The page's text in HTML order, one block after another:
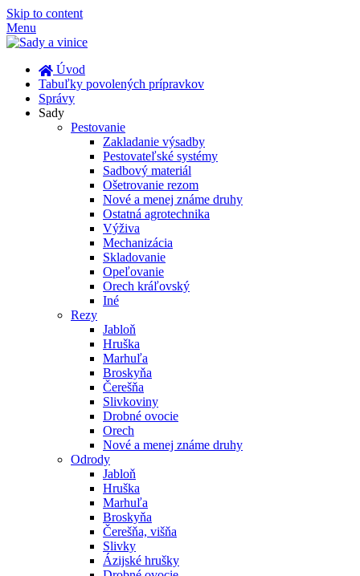
Skip to content
Menu
Úvod
Tabuľky povolených prípravkov
Správy
Sady
Pestovanie
Zakladanie výsadby
Pestovateľské systémy
Sadbový materiál
Ošetrovanie rezom
Nové a menej známe druhy
Ostatná agrotechnika
Výživa
Mechanizácia
Skladovanie
Opeľovanie
Orech kráľovský
Iné
Rezy
Jabloň
Hruška
Marhuľa
Broskyňa
Čerešňa
Slivkoviny
Drobné ovocie
Orech
Nové a menej známe druhy
Odrody
Jabloň
Hruška
Marhuľa
Broskyňa
Čerešňa, višňa
Slivky
Ázijské hrušky